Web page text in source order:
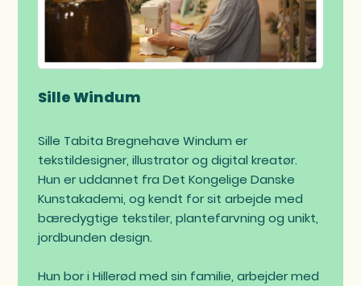
Sille Windum
Sille Tabita Bregnehave Windum er
tekstildesigner, illustrator og digital kreatør.
Hun er uddannet fra Det Kongelige Danske
Kunstakademi, og kendt for sit arbejde med
bæredygtige tekstiler, plantefarvning og unikt,
jordbunden design.
Hun bor i Hillerød med sin familie, arbejder med